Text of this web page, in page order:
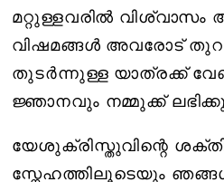
മറ്റുള്ളവരിൽ വിശ്വാസം
വിഷമങ്ങൾ അവരോട്
തുടർന്നുള്ള യാത്രക്ക്
ജ്ഞാനവും നമ്മുക്ക്
യേശുക്രിസ്തുവിന്റെ
സ്നേഹത്തിലൂടെയും